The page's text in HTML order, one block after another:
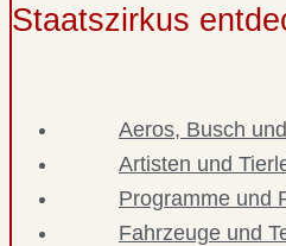
Staatszirkus
Aeros, Busch
Artisten und
Programme und
Fahrzeuge und